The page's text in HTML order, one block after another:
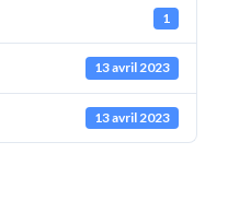
1
13 avril 2023
13 avril 2023